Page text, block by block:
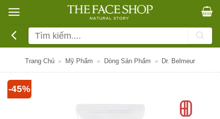
qua
dung
Tìm
kiếm:
Trang Chủ » Mỹ Phẩm » Dòng Sản Phẩm » Dr. Belmeur
-45%